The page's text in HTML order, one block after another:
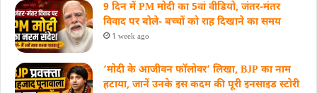
9 दिन में PM मोदी का 5वां वीडियो, जंतर-मंतर
विवाद पर बोले- बच्चों को राह दिखाने का समय
1 week ago
‘मोदी के आजीवन फॉलोवर’ लिखा, BJP का नाम
हटाया, जानें उनके इस कदम की पूरी इनसाइड स्‍टोरी